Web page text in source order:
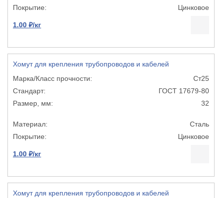
Цинковое
1.00 ₽/кг
Хомут для крепления трубопроводов и кабелей
Ст25
ГОСТ 17679-80
32
Сталь
Цинковое
1.00 ₽/кг
Хомут для крепления трубопроводов и кабелей